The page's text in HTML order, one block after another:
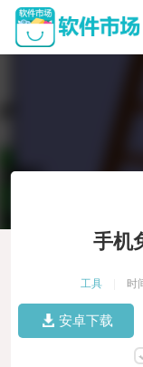
手机
工具 时
安卓下载